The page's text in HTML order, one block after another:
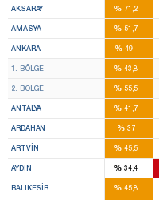
AKSARAY %71,2
AMASYA %51,7
ANKARA % 49
1. BÖLGE %43,8
2. BÖLGE %55,5
ANTALYA %41,7
ARDAHAN %37
ARTVIN %45,5
AYDIN %34,4
BALIKESIR %45,8